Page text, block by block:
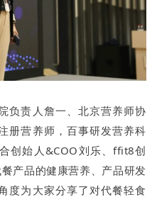
负责人詹一、北京营养师协
册营养师，百事研发营养科
创始人&COO刘乐、ffit8创
产品的健康营养、产品研发
度为大家分享了对代餐轻食